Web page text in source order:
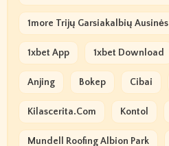
1more Trijų Garsiakalbių Ausinės
1xbet App 1xbet Download
Anjing Bokep Cibai
Kilascerita.com Kontol
Mundell Roofing Albion Park